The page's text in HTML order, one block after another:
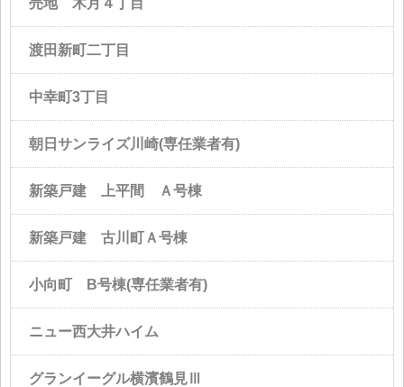
売地 木月４丁目
渡田新町二丁目
中幸町3丁目
朝日サンライズ川崎(専任業者有)
新築戸建 上平間 Ａ号棟
新築戸建 古川町Ａ号棟
小向町 B号棟(専任業者有)
ニュー西大井ハイム
グランイーグル横濱鶴見Ⅲ